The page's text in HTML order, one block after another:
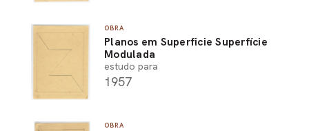
OBRA
Planos em Superficie Superfície
Modulada
estudo para
1957
OBRA